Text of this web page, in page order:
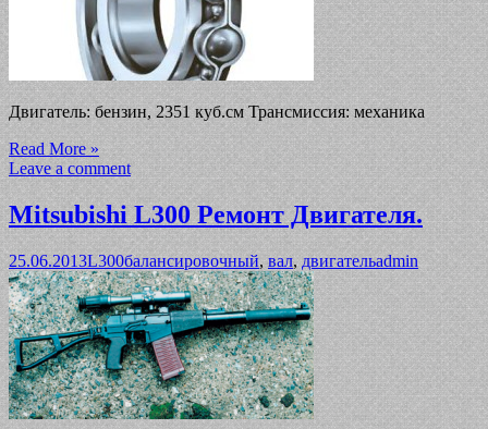
Двигатель: бензин, 2351 куб.см Трансмиссия: механика
Read More »
Leave a comment
Mitsubishi L300 Ремонт Двигателя.
25.06.2013L300балансировочный,вал, двигательadmin